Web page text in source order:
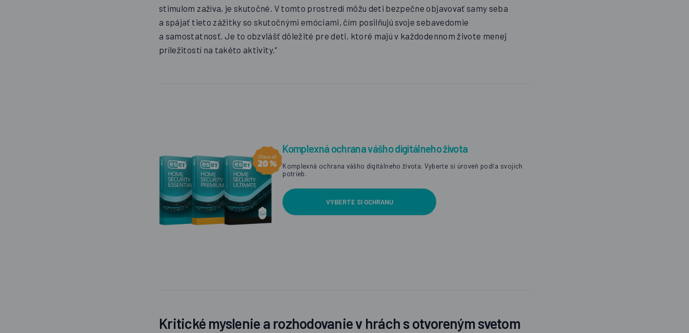
stimulom zažíva, je skutočné. V tomto prostredí môžu deti bezpečne objavovať samy seba
a spájať tieto zážitky so skutočnými emóciami, čím posilňujú svoje sebavedomie
a samostatnosť. Je to obzvlášť dôležité pre deti, ktoré majú v každodennom živote menej
príležitostí na takéto aktivity.“
Komplexná ochrana vášho digitálneho života
Komplexná ochrana vášho digitálneho života. Vyberte si úroveň podľa svojich
potrieb.
VYBERTE SI OCHRANU
Kritické myslenie a rozhodovanie v hrách s otvoreným svetom